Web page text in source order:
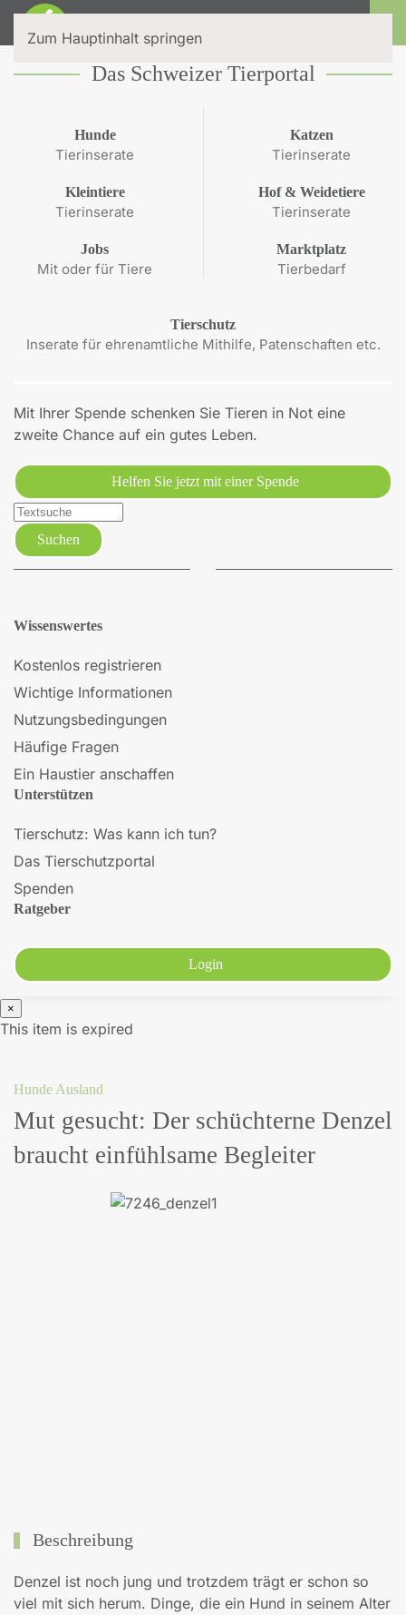
Zum Hauptinhalt springen
Das Schweizer Tierportal
Hunde
Tierinserate
Katzen
Tierinserate
Kleintiere
Tierinserate
Hof & Weidetiere
Tierinserate
Jobs
Mit oder für Tiere
Marktplatz
Tierbedarf
Tierschutz
Inserate für ehrenamtliche Mithilfe, Patenschaften etc.
Mit Ihrer Spende schenken Sie Tieren in Not eine
zweite Chance auf ein gutes Leben.
Helfen Sie jetzt mit einer Spende
Suchen
Wissenswertes
Kostenlos registrieren
Wichtige Informationen
Nutzungsbedingungen
Häufige Fragen
Ein Haustier anschaffen
Unterstützen
Tierschutz: Was kann ich tun?
Das Tierschutzportal
Spenden
Ratgeber
Login
×
Warnung
This item is expired
Hunde Ausland
Mut gesucht: Der schüchterne Denzel
braucht einfühlsame Begleiter
Beschreibung
Denzel ist noch jung und trotzdem trägt er schon so
viel mit sich herum. Dinge, die ein Hund in seinem Alter